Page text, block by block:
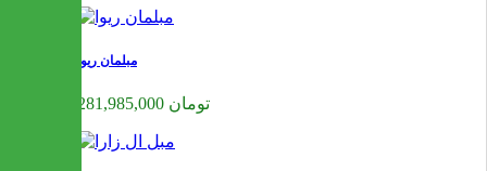
مبلمان ریوا
281,985,000 تومان